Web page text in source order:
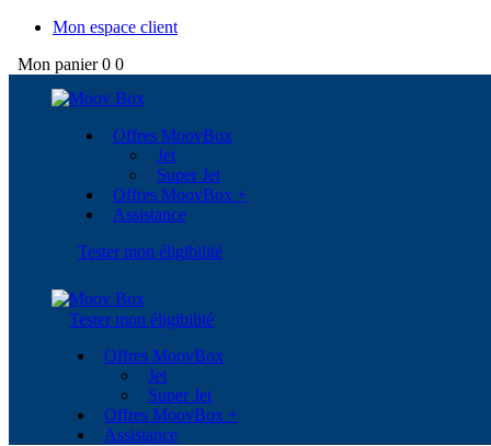
Mon espace client
Mon panier 0 0
Offres MoovBox
Jet
Super Jet
Offres MoovBox +
Assistance
Tester mon éligibilité
Tester mon éligibilité
Offres MoovBox
Jet
Super Jet
Offres MoovBox +
Assistance